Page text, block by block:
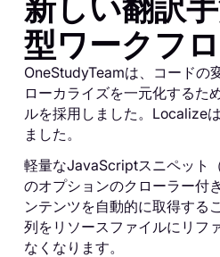
型ワークフ
OneStudyTeamは、コードの
ローカライズを一元化するた
ルを採用しました。Localize
ました。
軽量なJavaScriptスニペット
のオプションのクローラー付
ンテンツを自動的に取得する
列をリソースファイルにリフ
なくなります。